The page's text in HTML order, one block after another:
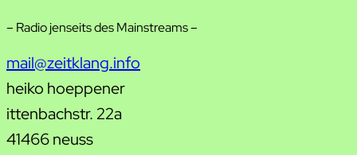
– Radio jenseits des Mainstreams –
mail@zeitklang.info
heiko hoeppener
ittenbachstr. 22a
41466 neuss